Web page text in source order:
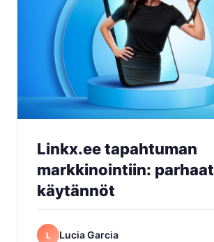
Linkx.ee tapahtuman
markkinointiin: parhaat
käytännöt
L Lucia Garcia